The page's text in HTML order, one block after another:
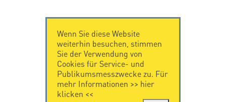
Wenn Sie diese Website
weiterhin besuchen, stimmen
Sie der Verwendung von
Cookies für Service- und
Publikumsmesszwecke zu. Für
mehr Informationen >> hier
klicken <<